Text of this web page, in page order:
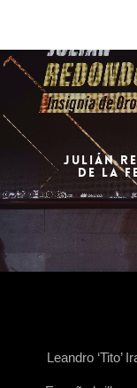
JULIÁN
DE LA
Leandro ‘Tito’